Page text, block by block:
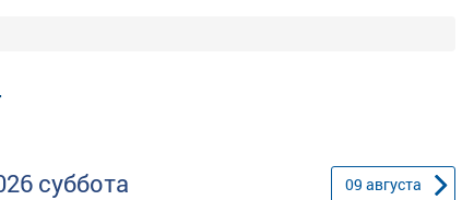
суббота 09 августа